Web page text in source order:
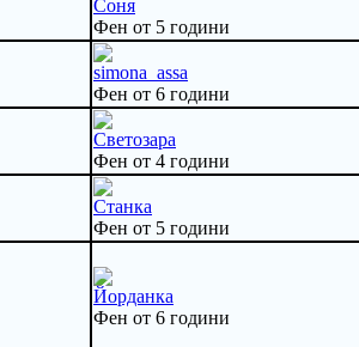
Соня
Фен от 5 години
simona_assa
Фен от 6 години
Светозара
Фен от 4 години
Станка
Фен от 5 години
Йорданка
Фен от 6 години